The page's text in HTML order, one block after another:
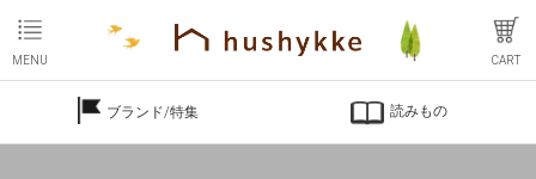
MENU CART
ブランド/特集 読みもの